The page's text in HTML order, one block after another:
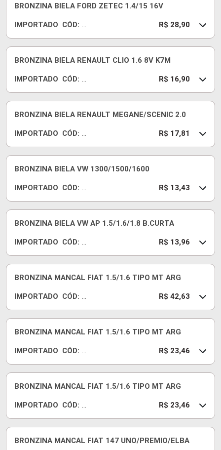
52
05
BRONZINA BIELA FORD ZETEC 1.4/15 16V
IMPORTADO CÓD: R
B
52
S
D
R$ 28,90
BRONZINA BIELA RENAULT CLIO 1.6 8V K7M
IMPORTADO CÓD: R
B
67
07
R$ 16,90
BRONZINA BIELA RENAULT MEGANE/SCENIC 2.0
IMPORTADO CÓD: R
B
25
05
R$ 17,81
BRONZINA BIELA VW 1300/1500/1600
IMPORTADO CÓD: R
B
12
15
R$ 13,43
BRONZINA BIELA VW AP 1.5/1.6/1.8 B.CURTA
IMPORTADO CÓD: R
B
28
S
D
R$ 13,96
BRONZINA MANCAL FIAT 1.5/1.6 TIPO MT ARG
IMPORTADO CÓD: R
C
38
S
D
R$ 42,63
BRONZINA MANCAL FIAT 1.5/1.6 TIPO MT ARG
IMPORTADO CÓD: R
C
38
05
R$ 23,46
BRONZINA MANCAL FIAT 1.5/1.6 TIPO MT ARG
IMPORTADO CÓD: R
C
38
R$ 23,46
BRONZINA MANCAL FIAT 147 UNO/PREMIO/ELBA